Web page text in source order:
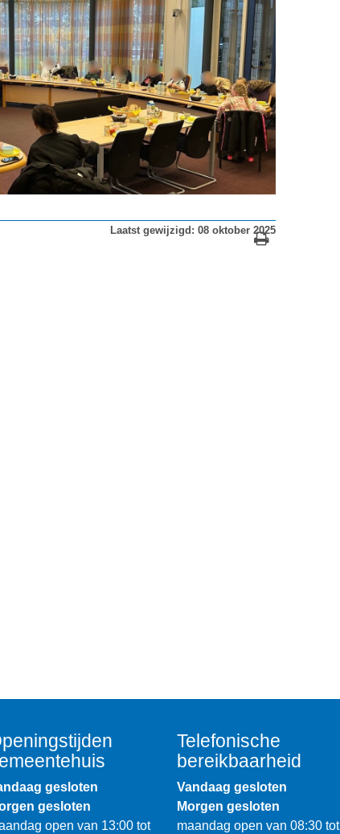
Laatst gewijzigd: 08 oktober 2025
gesloten
gesloten
open van 13:00 tot
Telefonische
bereikbaarheid
Vandaag gesloten
Morgen gesloten
maandag open van 08:30 tot